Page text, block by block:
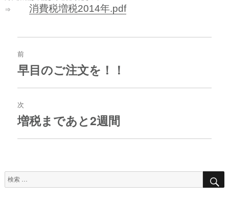
⇒ 消費税増税2014年.pdf
投
稿
ナ
ビ
ゲ
シ
ョ
ン
前
過
去
の
投
稿:
早目のご注文を！！
次
次
の
投
増税まであと2週間
検
索